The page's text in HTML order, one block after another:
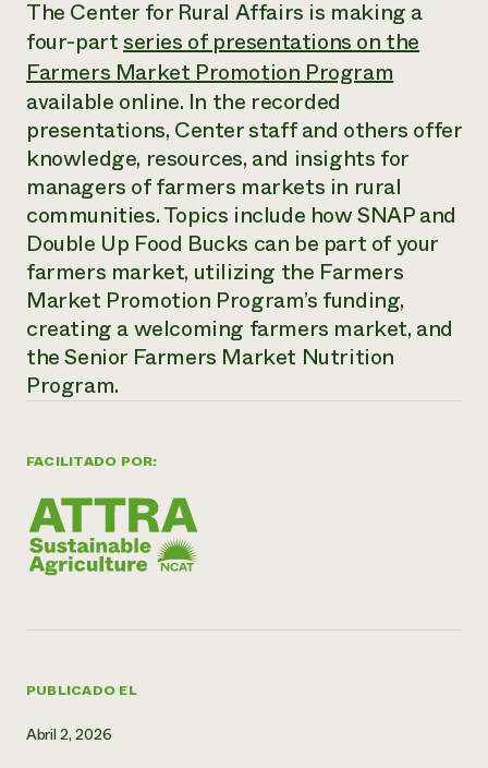
Informes anuales y financieros
Historias de impacto
Informe de
impacto 2024
LEER EL INFORME
Latinos en la agricultura
Sistemas alimentarios locales
Agricultura urbana
Las mujeres en la agricultura
Evento anual de reciclaje de productos electrónicos
Programa de descuentos de NorthWestern Energy
Servicios energéticos comerciales
Servicios energéticos residenciales
LIHEAP
Centro de intercambio de información AgriSolar
Blog
Podcasts
Publicaciones
Cursos cortos
Vídeos
Oportunidades de financiación
Noticias
Internship Hub
Buscar prácticas
Llame a la
Asociaciones empresariales
Donar
Donaciones planificadas
Boletín
Consultas de los medios de comunicación
Todos
contribuyen a la
resiliencia de la
comunidad.
FACILITADO POR:
PUBLICADO EL
Abril 2, 2026
The Center for Rural Affairs is making a
four-partseries of presentations on the
Farmers Market Promotion Program
available online. In the recorded
presentations, Center staff and others offer
knowledge, resources, and insights for
managers of farmers markets in rural
communities. Topics include how SNAP and
Double Up Food Bucks can be part of your
farmers market, utilizing the Farmers
Market Promotion Program’s funding,
creating a welcoming farmers market, and
the Senior Farmers Market Nutrition
Program.